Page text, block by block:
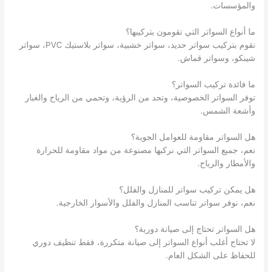
والمؤسسات.
ما أنواع السواتر التي تقومون بتركيبها؟
نقوم بتركيب سواتر حديد، سواتر خشبية، سواتر بلاستيك PVC، سواتر
شينكو، وسواتر قماش.
ما فائدة تركيب السواتر؟
توفر السواتر الخصوصية، وتحد من الرؤية، وتحمي من الرياح والغبار
وأشعة الشمس.
هل السواتر مقاومة للعوامل الجوية؟
نعم، جميع السواتر التي نركبها مصنوعة من مواد مقاومة للحرارة
والأمطار والرياح.
هل يمكن تركيب سواتر للمنازل والفلل؟
نعم، نوفر سواتر تناسب المنازل والفلل والأسوار الخارجية.
هل السواتر تحتاج إلى صيانة دورية؟
لا تحتاج أغلب أنواع السواتر إلى صيانة متكررة، فقط تنظيف دوري
للحفاظ على الشكل العام.